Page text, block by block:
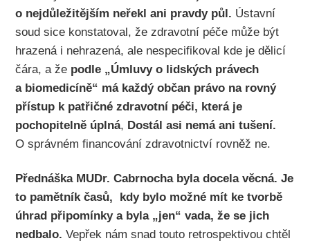
o nejdůležitějším neřekl ani pravdy půl. Ústavní
soud sice konstatoval, že zdravotní péče může být
hrazená i nehrazená, ale nespecifikoval kde je dělicí
čára, a že podle „Úmluvy o lidských právech
a biomedicíně“ má každý občan právo na rovný
přístup k patřičné zdravotní péči, která je
pochopitelně úplná, Dostál asi nemá ani tušení.
O správném financování zdravotnictví rovněž ne.
Přednáška MUDr. Cabrnocha byla docela věcná. Je
to pamětník časů, kdy bylo možné mít ke tvorbě
úhrad připomínky a byla „jen“ vada, že se jich
nedbalo.Vepřek nám snad touto retrospektivou chtěl